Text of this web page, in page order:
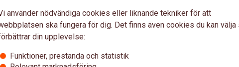
och mobilbanken kan du enkelt och säkert
använder nödvändiga cookies eller liknande tekniker för att
ska fungera för dig. Det finns även cookies du kan välja
din upplevelse:
Funktioner, prestanda och statistik